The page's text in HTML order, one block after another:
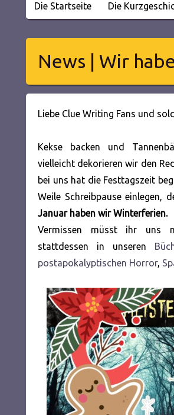
Clue Writing
Die Startseite Die
News | Wir
Liebe Clue Writing Fans und
Kekse backen und
vielleicht dekorieren wir den
bei uns hat die Festtagszeit
Weile Schreibpause einlegen,
Januar haben wir Winterferien.
Vermissen müsst ihr uns
stattdessen in unseren
postapokalyptischen Horror,